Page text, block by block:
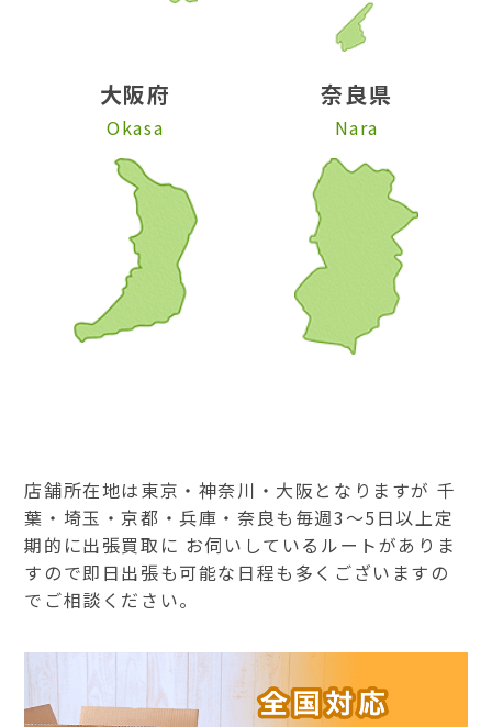
大阪府
Okasa
奈良県
Nara
店舗所在地は東京・神奈川・大阪となりますが 千
葉・埼玉・京都・兵庫・奈良も毎週3～5日以上定
期的に出張買取に お伺いしているルートがありま
すので即日出張も可能な日程も多くございますの
でご相談ください。